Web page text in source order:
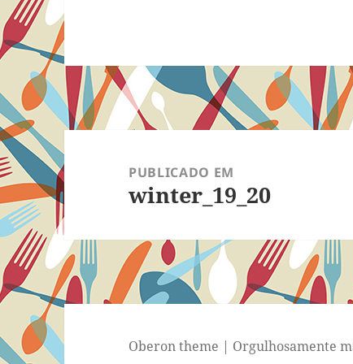
de
Post
PUBLICADO EM
winter_19_20
Oberon theme | Orgulhosamente